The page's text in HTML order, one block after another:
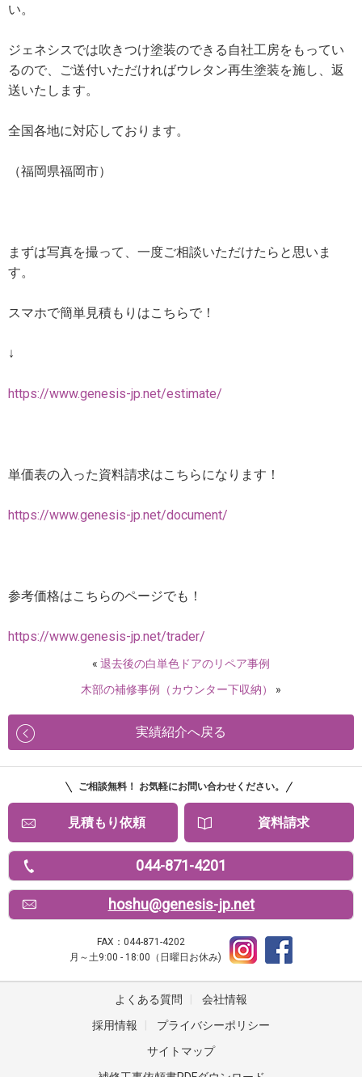
い。
ジェネシスでは吹きつけ塗装のできる自社工房をもってい
るので、ご送付いただければウレタン再生塗装を施し、返
送いたします。
全国各地に対応しております。
（福岡県福岡市）
まずは写真を撮って、一度ご相談いただけたらと思いま
す。
スマホで簡単見積もりはこちらで！
↓
https://www.genesis-jp.net/estimate/
単価表の入った資料請求はこちらになります！
https://www.genesis-jp.net/document/
参考価格はこちらのページでも！
https://www.genesis-jp.net/trader/
« 退去後の白単色ドアのリペア事例
木部の補修事例（カウンター下収納）
»
実績紹介へ戻る
ご相談無料！ お気軽にお問い合わせください。
見積もり依頼 資料請求
044-871-4201
hoshu@genesis-jp.net
FAX：044-871-4202
月～土9:00 - 18:00（日曜日お休み)
よくある質問 |
会社情報
採用情報
|
プライバシーポリシー
サイトマップ